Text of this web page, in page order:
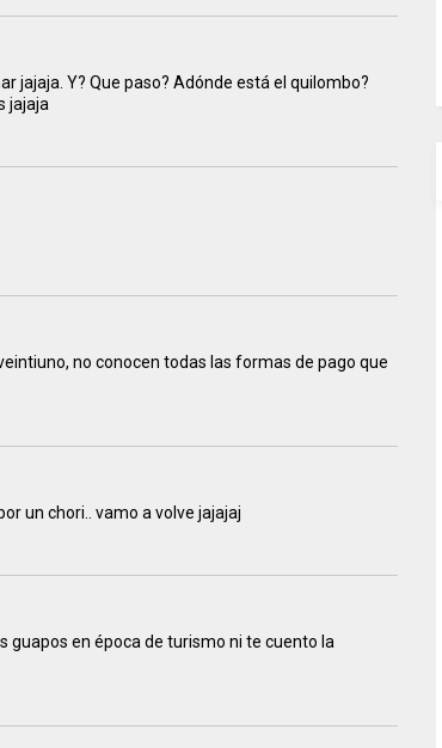
jajaja. Y? Que paso? Adónde está el quilombo?
jajaja
no conocen todas las formas de pago que
un chori.. vamo a volve jajajaj
guapos en época de turismo ni te cuento la